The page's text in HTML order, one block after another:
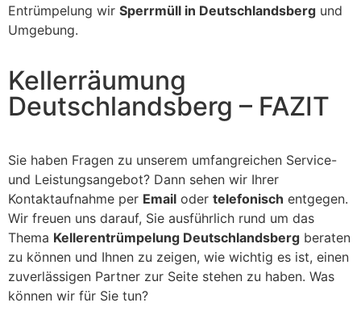
Entrümpelung wir Sperrmüll in Deutschlandsberg und
Umgebung.
Kellerräumung
Deutschlandsberg – FAZIT
Sie haben Fragen zu unserem umfangreichen Service-
und Leistungsangebot? Dann sehen wir Ihrer
Kontaktaufnahme per Email oder telefonisch entgegen.
Wir freuen uns darauf, Sie ausführlich rund um das
Thema Kellerentrümpelung Deutschlandsberg beraten
zu können und Ihnen zu zeigen, wie wichtig es ist, einen
zuverlässigen Partner zur Seite stehen zu haben. Was
können wir für Sie tun?